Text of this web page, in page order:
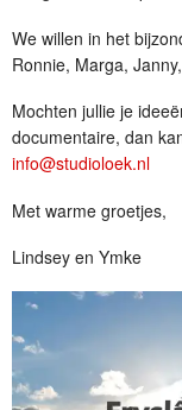
We willen in het
Ronnie, Marga,
Mochten jullie je
documentaire, dan
info@studioloek.nl
Met warme groetjes,
Lindsey en Ymke